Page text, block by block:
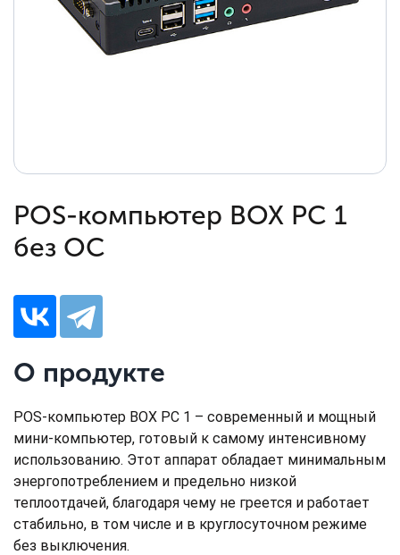
POS-компьютер BOX PC 1
без ОС
О продукте
POS-компьютер BOX PC 1 – современный и мощный
мини-компьютер, готовый к самому интенсивному
использованию. Этот аппарат обладает минимальным
энергопотреблением и предельно низкой
теплоотдачей, благодаря чему не греется и работает
стабильно, в том числе и в круглосуточном режиме
без выключения.